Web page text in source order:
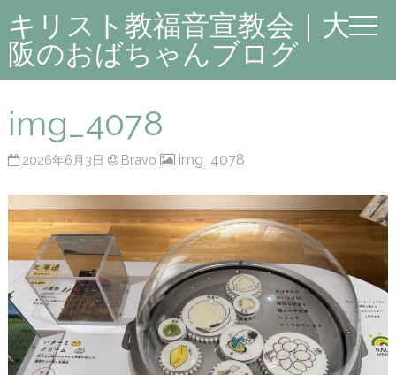
キリスト教福音宣教会｜大
阪のおばちゃんブログ
img_4078
2026年6月3日 Bravo img_4078